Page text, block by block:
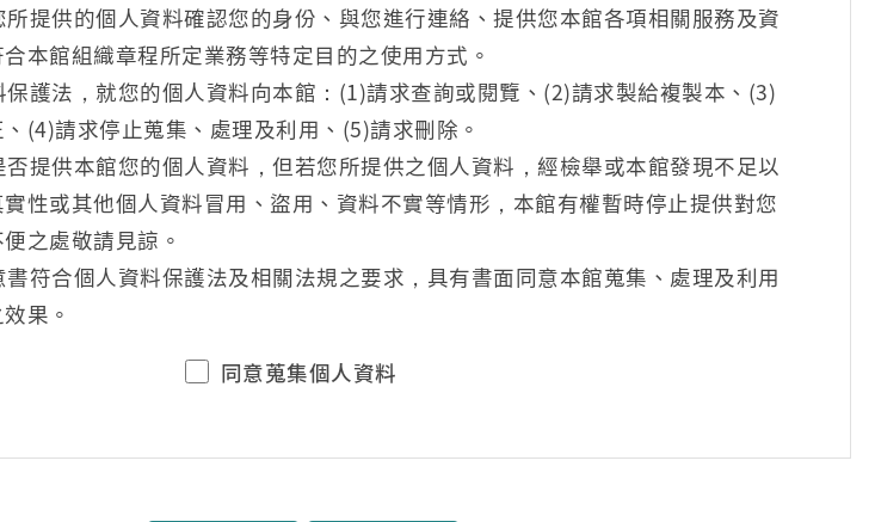
提供的個人資料確認您的身份、與您進行連絡、提供您本館各項相關服務及資
本館組織章程所定業務等特定目的之使用方式。
護法，就您的個人資料向本館：(1)請求查詢或閱覽、(2)請求製給複製本、(3)
(4)請求停止蒐集、處理及利用、(5)請求刪除。
提供本館您的個人資料，但若您所提供之個人資料，經檢舉或本館發現不足以
性或其他個人資料冒用、盜用、資料不實等情形，本館有權暫時停止提供對您
之處敬請見諒。
符合個人資料保護法及相關法規之要求，具有書面同意本館蒐集、處理及利用
果。
同意蒐集個人資料